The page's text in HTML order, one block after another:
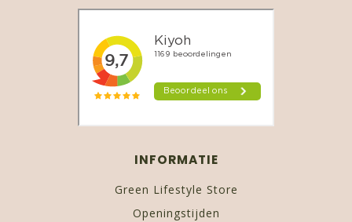
INFORMATIE
Green Lifestyle Store
Openingstijden